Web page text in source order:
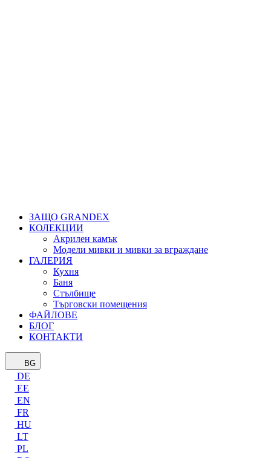
ЗАЩО GRANDEX
КОЛЕКЦИИ
Акрилен камък
Модели мивки и мивки за вграждане
ГАЛЕРИЯ
Кухня
Баня
Стълбище
Търговски помещения
ФАЙЛОВЕ
БЛОГ
КОНТАКТИ
BG
DE
EE
EN
FR
HU
LT
PL